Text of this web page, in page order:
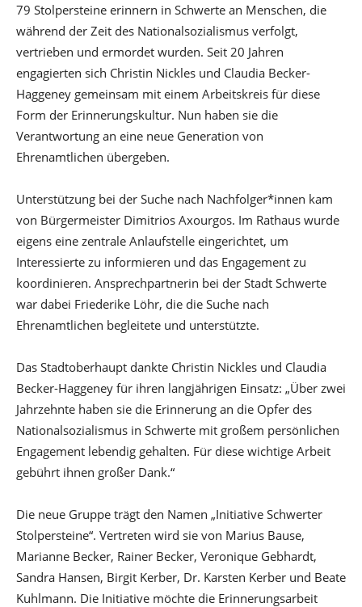
79 Stolpersteine erinnern in Schwerte an Menschen, die
während der Zeit des Nationalsozialismus verfolgt,
vertrieben und ermordet wurden. Seit 20 Jahren
engagierten sich Christin Nickles und Claudia Becker-
Haggeney gemeinsam mit einem Arbeitskreis für diese
Form der Erinnerungskultur. Nun haben sie die
Verantwortung an eine neue Generation von
Ehrenamtlichen übergeben.
Unterstützung bei der Suche nach Nachfolger*innen kam
von Bürgermeister Dimitrios Axourgos. Im Rathaus wurde
eigens eine zentrale Anlaufstelle eingerichtet, um
Interessierte zu informieren und das Engagement zu
koordinieren. Ansprechpartnerin bei der Stadt Schwerte
war dabei Friederike Löhr, die die Suche nach
Ehrenamtlichen begleitete und unterstützte.
Das Stadtoberhaupt dankte Christin Nickles und Claudia
Becker-Haggeney für ihren langjährigen Einsatz: „Über zwei
Jahrzehnte haben sie die Erinnerung an die Opfer des
Nationalsozialismus in Schwerte mit großem persönlichen
Engagement lebendig gehalten. Für diese wichtige Arbeit
gebührt ihnen großer Dank.“
Die neue Gruppe trägt den Namen „Initiative Schwerter
Stolpersteine“. Vertreten wird sie von Marius Bause,
Marianne Becker, Rainer Becker, Veronique Gebhardt,
Sandra Hansen, Birgit Kerber, Dr. Karsten Kerber und Beate
Kuhlmann. Die Initiative möchte die Erinnerungsarbeit